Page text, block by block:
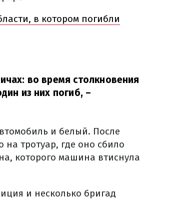
в котором погибли
во время столкновения
из них погиб, –
и белый. После
на тротуар, где оно сбило
которого машина втиснула
и несколько бригад